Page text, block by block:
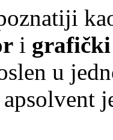
i
u